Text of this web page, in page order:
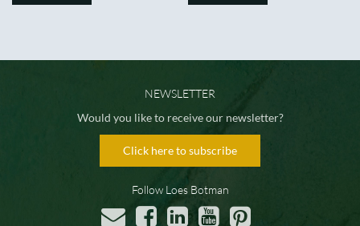
NEWSLETTER
Would you like to receive our newsletter?
Click here to subscribe
Follow Loes Botman